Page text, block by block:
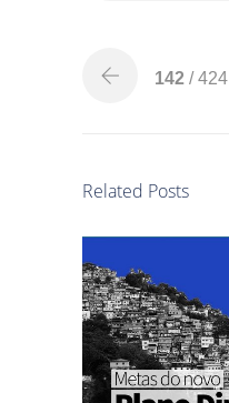
142 / 424
Related Posts